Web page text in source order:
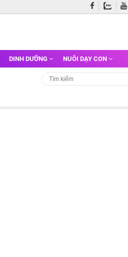
DINH DƯỠNG NUÔI DẠY CON